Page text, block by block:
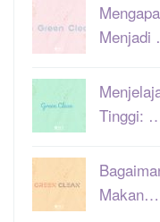
Menjadi
Tinggi:
Makan…